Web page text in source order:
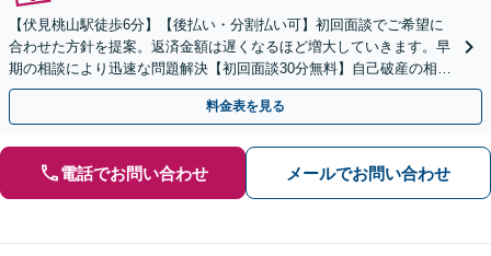
【伏見桃山駅徒歩6分】【後払い・分割払い可】初回面談でご希望に
合わせた方針を提案。返済金額は遅くなるほど増大していきます。早
期の相談により迅速な問題解決【初回面談30分無料】自己破産の相談
や、自宅や愛車を残したい方もお任せください。
料金表を見る
電話でお問い合わせ メールでお問い合わせ